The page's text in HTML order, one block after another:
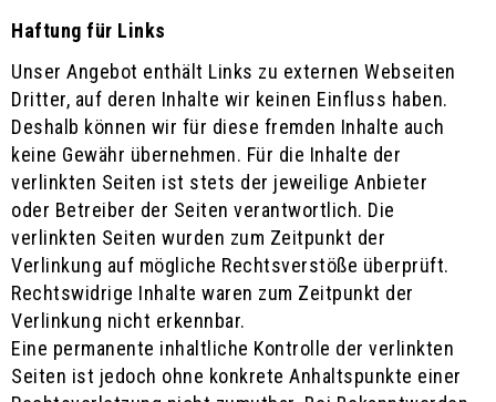
Haftung für Links
Unser Angebot enthält Links zu externen Webseiten
Dritter, auf deren Inhalte wir keinen Einfluss haben.
Deshalb können wir für diese fremden Inhalte auch
keine Gewähr übernehmen. Für die Inhalte der
verlinkten Seiten ist stets der jeweilige Anbieter
oder Betreiber der Seiten verantwortlich. Die
verlinkten Seiten wurden zum Zeitpunkt der
Verlinkung auf mögliche Rechtsverstöße überprüft.
Rechtswidrige Inhalte waren zum Zeitpunkt der
Verlinkung nicht erkennbar.
Eine permanente inhaltliche Kontrolle der verlinkten
Seiten ist jedoch ohne konkrete Anhaltspunkte einer